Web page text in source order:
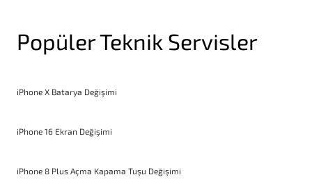
Popüler Teknik Servisler
iPhone X Batarya Değişimi
iPhone 16 Ekran Değişimi
iPhone 8 Plus Açma Kapama Tuşu Değişimi